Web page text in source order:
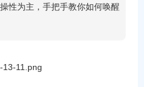
性为主，手把手教你如何唤醒